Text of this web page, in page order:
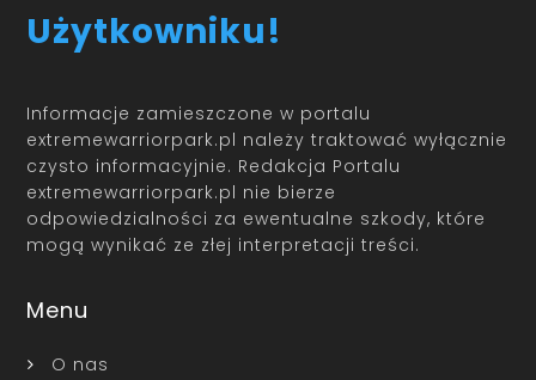
Użytkowniku!
Informacje zamieszczone w portalu
extremewarriorpark.pl należy traktować wyłącznie
czysto informacyjnie. Redakcja Portalu
extremewarriorpark.pl nie bierze
odpowiedzialności za ewentualne szkody, które
mogą wynikać ze złej interpretacji treści.
Menu
O nas